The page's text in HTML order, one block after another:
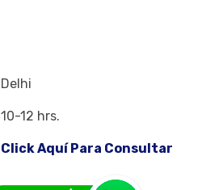
Delhi
10-12 hrs.
Click Aquí Para Consultar